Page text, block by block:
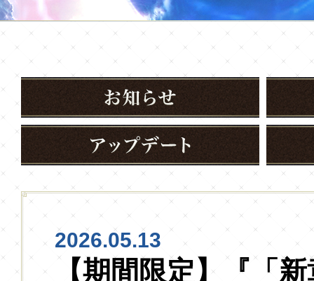
2026.05.13
【期間限定】『「